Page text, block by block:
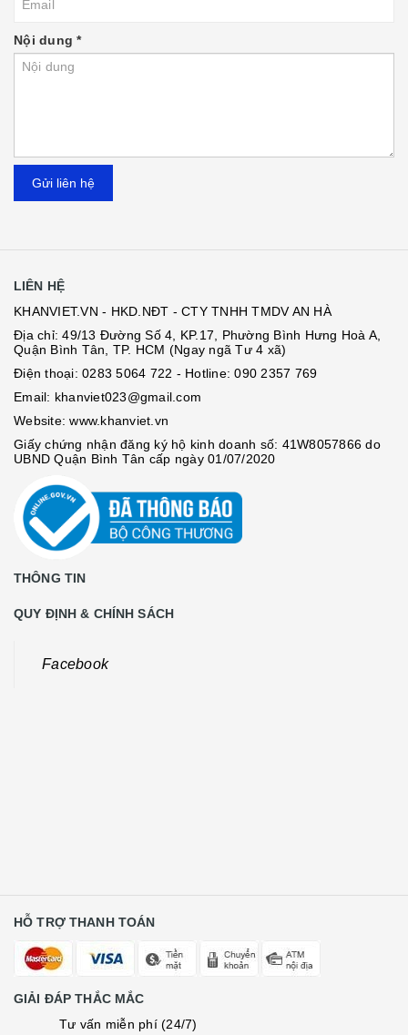
Nội dung*
Gửi liên hệ
LIÊN HỆ
KHANVIET.VN - HKD.NĐT - CTY TNHH TMDV AN HÀ
Địa chỉ: 49/13 Đường Số 4, KP.17, Phường Bình Hưng Hoà A,
Quận Bình Tân, TP. HCM (Ngay ngã Tư 4 xã)
Điện thoại: 0283 5064 722 - Hotline:090 2357 769
Email: khanviet023@gmail.com
Website:www.khanviet.vn
Giấy chứng nhận đăng ký hộ kinh doanh số: 41W8057866 do
UBND Quận Bình Tân cấp ngày 01/07/2020
THÔNG TIN
QUY ĐỊNH & CHÍNH SÁCH
Facebook
HỖ TRỢ THANH TOÁN
GIẢI ĐÁP THẮC MẮC
Tư vấn miễn phí (24/7)